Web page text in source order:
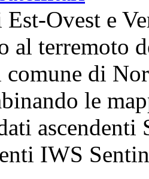
Ovest e
al terremoto
comune di
le
IWS